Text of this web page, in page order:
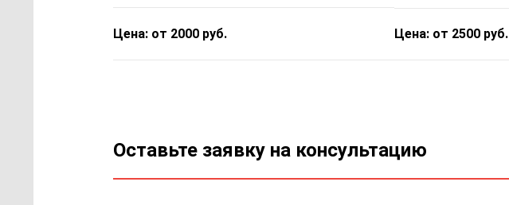
Цена: от 2000 руб. Цена: от 2500 руб.
Оставьте заявку на консультацию